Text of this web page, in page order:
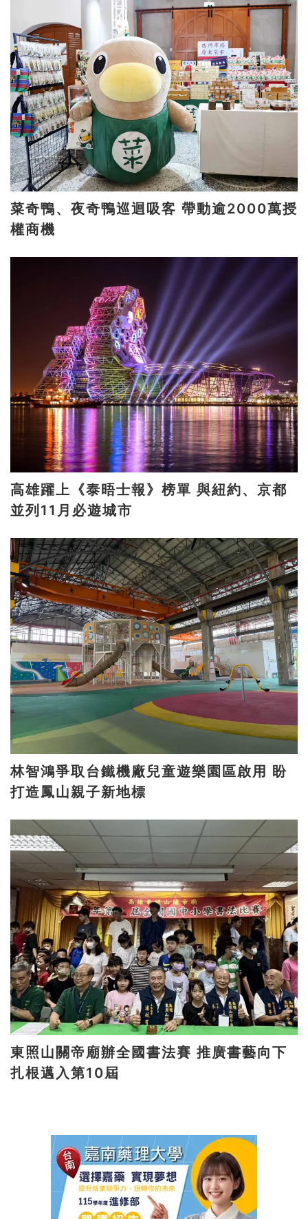
菜奇鴨、夜奇鴨巡迴吸客 帶動逾2000萬授
權商機
高雄躍上《泰晤士報》榜單 與紐約、京都
並列11月必遊城市
林智鴻爭取台鐵機廠兒童遊樂園區啟用 盼
打造鳳山親子新地標
東照山關帝廟辦全國書法賽 推廣書藝向下
扎根邁入第10屆